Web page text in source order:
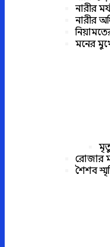
নারীর
নারীর
মনের
রোজার
শৈশব